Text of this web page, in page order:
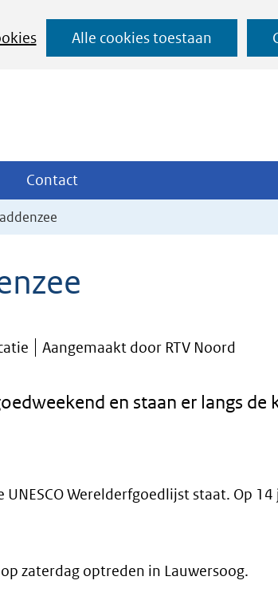
Alle cookies toestaan
Ga
naar
Overheid
Uitklappen
Contact
Uitklappen
Aangemaakt door RTV Noord
en staan er langs de
Werelderfgoedlijst staat. Op 14
zaterdag optreden in Lauwersoog.